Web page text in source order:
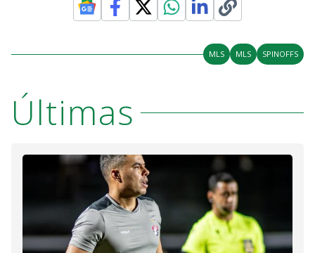
MLS MLS SPINOFFS
Últimas